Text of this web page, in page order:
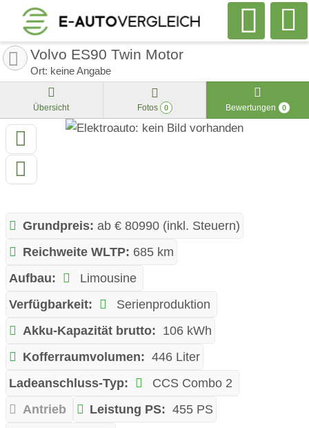
Volvo ES90 Twin Motor
Ort: keine Angabe
Übersicht Fotos 0 Bewertungen 0
Grundpreis: ab € 80990 (inkl. Steuern)
Reichweite WLTP: 685 km
Aufbau:
Limousine
Verfügbarkeit:
Serienproduktion
Akku-Kapazität brutto: 106 kWh
Kofferraumvolumen: 446 Liter
Ladeanschluss-Typ:
CCS Combo 2
Antrieb
Leistung PS: 455 PS